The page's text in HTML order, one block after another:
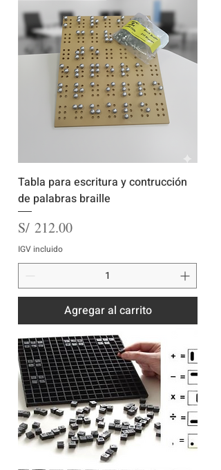
Tabla para escritura y contrucción
de palabras braille
Precio
S/ 212.00
IGV incluido
Agregar al carrito